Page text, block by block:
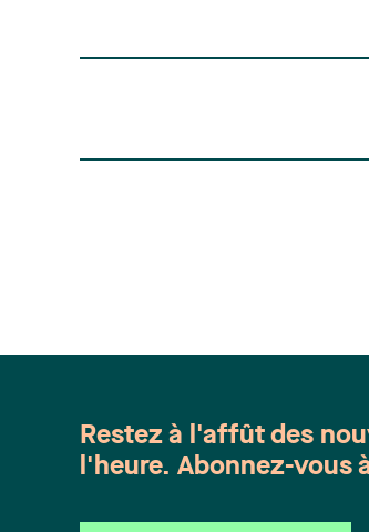
Restez à l'affût des
l'heure. Abonnez-vous